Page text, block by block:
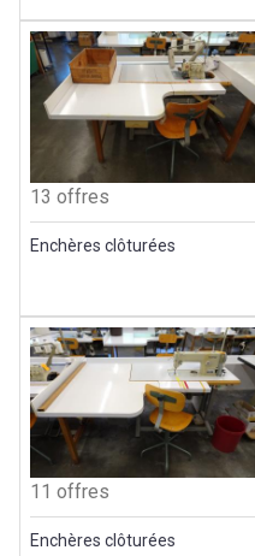
13 offres
Enchères clôturées
11 offres
Enchères clôturées